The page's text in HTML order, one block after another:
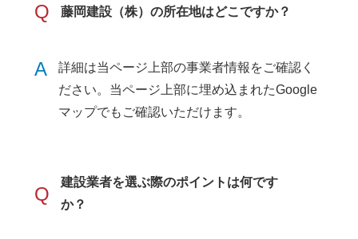
Q 藤岡建設（株）の所在地はどこですか？
A
詳細は当ページ上部の事業者情報をご確認く
ださい。当ページ上部に埋め込まれたGoogle
マップでもご確認いただけます。
Q
建設業者を選ぶ際のポイントは何です
か？